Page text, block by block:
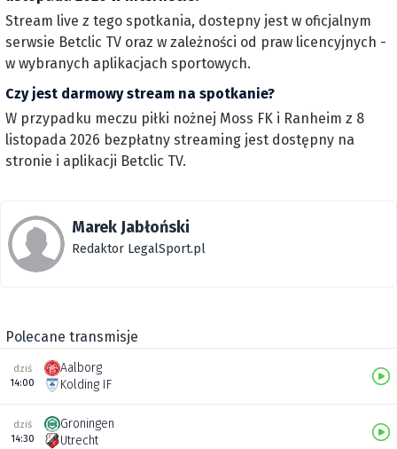
Stream live z tego spotkania, dostepny jest w oficjalnym
serwsie Betclic TV oraz w zależności od praw licencyjnych -
w wybranych aplikacjach sportowych.
Czy jest darmowy stream na spotkanie?
W przypadku meczu piłki nożnej Moss FK i Ranheim z 8
listopada 2026 bezpłatny streaming jest dostępny na
stronie i aplikacji Betclic TV.
Marek Jabłoński
Redaktor LegalSport.pl
Polecane transmisje
dziś
14:00
Aalborg
Kolding IF
dziś
14:30
Groningen
Utrecht